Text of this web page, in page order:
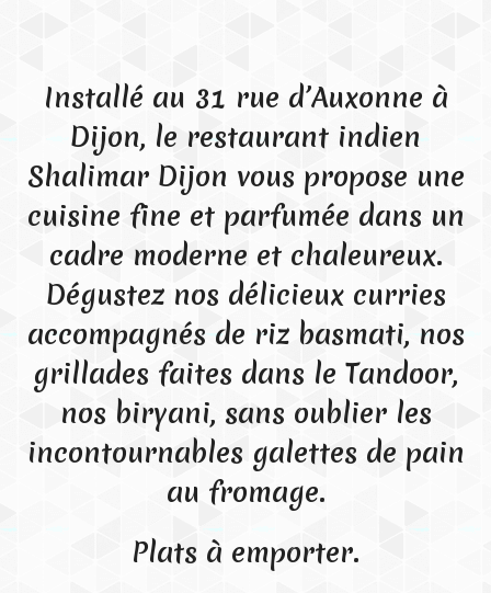
Installé au 31 rue d’Auxonne à
Dijon, le restaurant indien
Shalimar Dijon vous propose une
cuisine fine et parfumée dans un
cadre moderne et chaleureux.
Dégustez nos délicieux curries
accompagnés de riz basmati, nos
grillades faites dans le Tandoor,
nos biryani, sans oublier les
incontournables galettes de pain
au fromage.
Plats à emporter.